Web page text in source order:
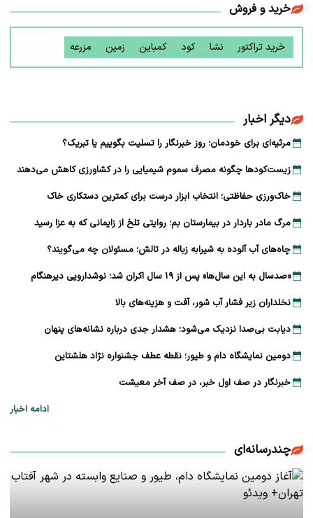
خرید و فروش
خرید تراکتور نشا کود کمباین زمین مزرعه
دیگر اخبار
مرثیه‌ای برای خودمان؛ روز خبرنگار را تسلیت بگوییم یا تبریک؟
زیست‌کودها چگونه مصرف سموم شیمیایی را در کشاورزی کاهش می‌دهند
خاک‌ورزی حفاظتی؛ انتخاب ابزار درست برای کمترین دستکاری خاک
مرگ مادر باردار در بیمارستان بم؛ روایتی تلخ از زایمانی که به عزا رسید
چاه‌های آب آلوده به شیرابه زباله در تالش؛ مسئولان چه می‌گویند؟
«صدسال به این سال‌ها» پس از ۱۹ سال اکران شد؛ نوشدارویی دیرهنگام
نخلداران زیر فشار آب شور، آفت و هزینه‌های بالا
دیابت بی‌صدا نزدیک می‌شود؛ هشدار جدی درباره نشانه‌های پنهان
دومین نمایشگاه دام و طیور؛ نقطه عطف جشنواره نژاد هلشتاین
خبرنگار در صف اول خبر، در صف آخر معیشت
ادامه اخبار
چندرسانه‌ای